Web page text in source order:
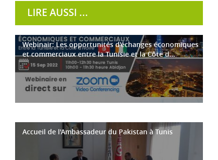
LIRE AUSSI ...
Webinair: Les opportunités d'échanges économiques
et commerciaux entre la Tunisie et la Côte d...
Accueil de l'Ambassadeur du Pakistan à Tunis